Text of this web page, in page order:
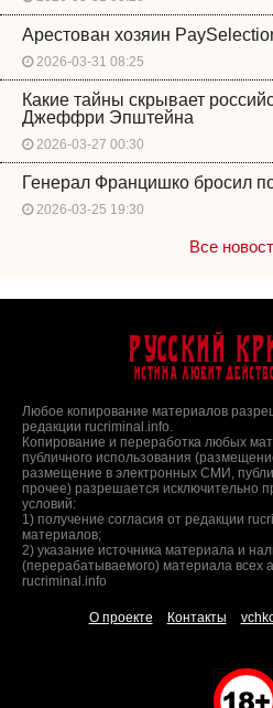
Арестован хозяин
2026-03-31 08:25
Какие тайны скрывает
Джеффри Эпштейна
2026-03-27 00:30
Генерал Францишко бросил
2026-03-25 19:30
Все
Русский
Истина любит
Любое копирование материалов
редакции rucriminal.info.
Копирование и переработка любых
публичного использования
размещение в электронных СМИ,
прочее) разрешается исключительно
условий:
1) получение согласия от редакции
материалов;
2) указание источника материала и
(перерабатываемого) материала всех
rucriminal.info
О проекте Контакты